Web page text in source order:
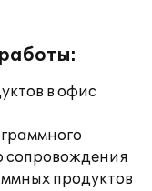
в офис
сопровождения
продуктов